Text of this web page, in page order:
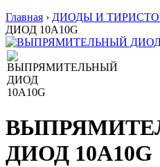
Главная › ДИОДЫ И
ДИОД 10A10G
ДИОД 10A10G